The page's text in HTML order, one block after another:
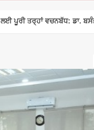
ਤਰ੍ਹਾਂ ਵਚਨਬੱਧ: ਡਾ. ਬਸੰਤ ਗਰ